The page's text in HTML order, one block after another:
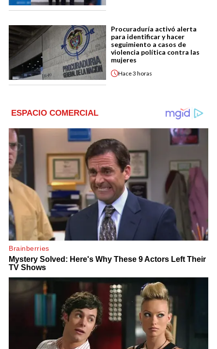
Procuraduría activó alerta
para identificar y hacer
seguimiento a casos de
violencia política contra las
mujeres
Hace3 horas